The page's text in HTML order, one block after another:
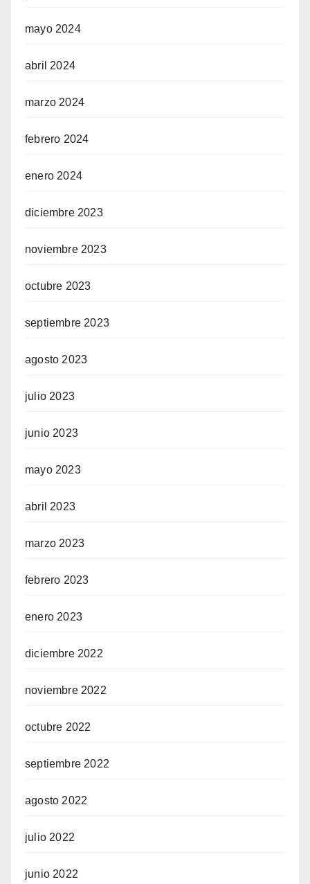
mayo 2024
abril 2024
marzo 2024
febrero 2024
enero 2024
diciembre 2023
noviembre 2023
octubre 2023
septiembre 2023
agosto 2023
julio 2023
junio 2023
mayo 2023
abril 2023
marzo 2023
febrero 2023
enero 2023
diciembre 2022
noviembre 2022
octubre 2022
septiembre 2022
agosto 2022
julio 2022
junio 2022